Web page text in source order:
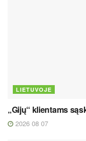
LIETUVOJE
„Gijų“ klientams
2026 08 07